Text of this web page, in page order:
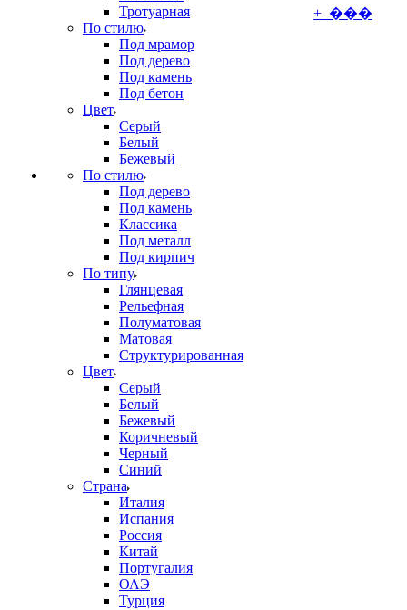
Тротуарная
По стилю
Под мрамор
Под дерево
Под камень
Под бетон
Цвет
Серый
Белый
Бежевый
По стилю
Под дерево
Под камень
Классика
Под металл
Под кирпич
По типу
Глянцевая
Рельефная
Полуматовая
Матовая
Структурированная
Цвет
Серый
Белый
Бежевый
Коричневый
Черный
Синий
Страна
Италия
Испания
Россия
Китай
Португалия
ОАЭ
Турция
+ ���